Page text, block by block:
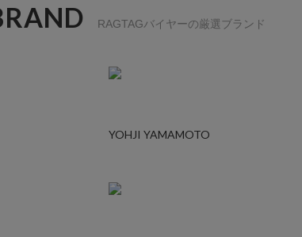
RAGTAGバイヤーの厳選ブランド
YOHJI YAMAMOTO